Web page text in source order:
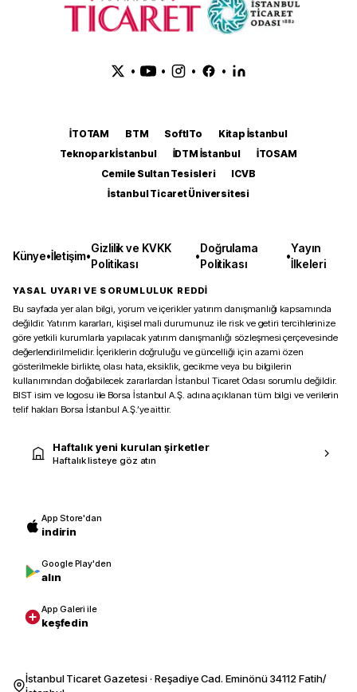
• • • •
İTOTAM BTM SoftITo
Kitap İstanbul
Teknopark İstanbul
İDTM İstanbul
İTOSAM
Cemile Sultan Tesisleri
ICVB
İstanbul Ticaret Üniversitesi
Künye•İletişim•
Gizlilik ve KVKK
Politikası
•
Doğrulama
Politikası
•
Yayın
İlkeleri
YASAL UYARI VE SORUMLULUK REDDİ
Bu sayfada yer alan bilgi, yorum ve içerikler yatırım danışmanlığı kapsamında
değildir. Yatırım kararları, kişisel mali durumunuz ile risk ve getiri tercihlerinize
göre yetkili kurumlarla yapılacak yatırım danışmanlığı sözleşmesi çerçevesinde
değerlendirilmelidir. İçeriklerin doğruluğu ve güncelliği için azami özen
gösterilmekle birlikte, olası hata, eksiklik, gecikme veya bu bilgilerin
kullanımından doğabilecek zararlardan İstanbul Ticaret Odası sorumlu değildir.
BIST isim ve logosu ile Borsa İstanbul A.Ş. adına açıklanan tüm bilgi ve verilerin
telif hakları Borsa İstanbul A.Ş.’ye aittir.
Haftalık yeni kurulan şirketler
Haftalık listeye göz atın
App Store'dan
indirin
Google Play'den
alın
App Galeri ile
keşfedin
İstanbul Ticaret Gazetesi · Reşadiye Cad. Eminönü 34112 Fatih/